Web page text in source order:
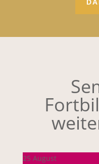
25 August